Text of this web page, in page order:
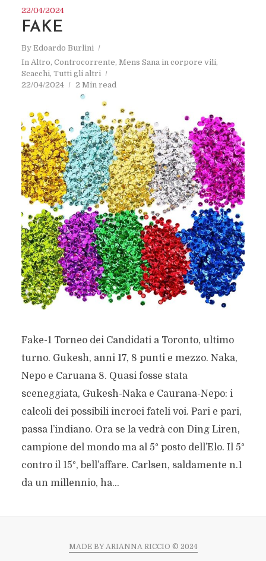
22/04/2024
FAKE
By Edoardo Burlini
In Altro, Controcorrente, Mens Sana in corpore vili,
Scacchi, Tutti gli altri
22/04/2024
2 Min read
Fake-1 Torneo dei Candidati a Toronto, ultimo
turno. Gukesh, anni 17, 8 punti e mezzo. Naka,
Nepo e Caruana 8. Quasi fosse stata
sceneggiata, Gukesh-Naka e Caurana-Nepo: i
calcoli dei possibili incroci fateli voi. Pari e pari,
passa l’indiano. Ora se la vedrà con Ding Liren,
campione del mondo ma al 5° posto dell’Elo. Il 5°
contro il 15°, bell’affare. Carlsen, saldamente n.1
da un millennio, ha...
MADE BY ARIANNA RICCIO © 2024